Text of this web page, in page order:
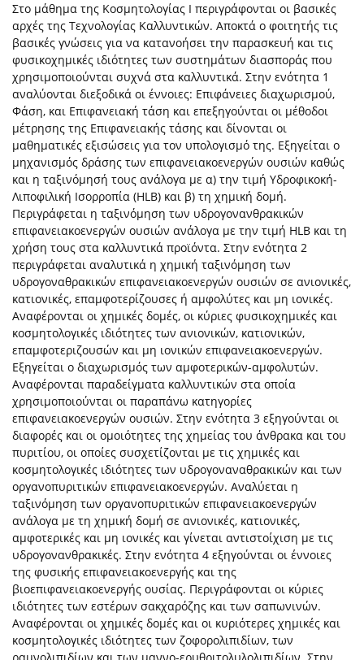
Στο μάθημα της Κοσμητολογίας Ι περιγράφονται οι βασικές
αρχές της Τεχνολογίας Kαλλυντικών. Aποκτά ο φοιτητής τις
βασικές γνώσεις για να κατανοήσει την παρασκευή και τις
φυσικοχημικές ιδιότητες των συστημάτων διασποράς που
χρησιμοποιούνται συχνά στα καλλυντικά. Στην ενότητα 1
αναλύονται διεξοδικά οι έννοιες: Eπιφάνειες διαχωρισμού,
Φάση, και Επιφανειακή τάση και επεξηγούνται οι μέθοδοι
μέτρησης της Επιφανειακής τάσης και δίνονται οι
μαθηματικές εξισώσεις για τον υπολογισμό της. Εξηγείται ο
μηχανισμός δράσης των επιφανειακοενεργών ουσιών καθώς
και η ταξινόμησή τους ανάλογα με α) την τιμή Υδροφικοκή-
Λιποφιλική Ισορροπία (HLB) και β) τη χημική δομή.
Περιγράφεται η ταξινόμηση των υδρογονανθρακικών
επιφανειακοενεργών ουσιών ανάλογα με την τιμή HLB και τη
χρήση τους στα καλλυντικά προϊόντα. Στην ενότητα 2
περιγράφεται αναλυτικά η χημική ταξινόμηση των
υδρογοναθρακικών επιφανειακοενεργών ουσιών σε ανιονικές,
κατιονικές, επαμφοτερίζουσες ή αμφολύτες και μη ιονικές.
Αναφέρονται οι χημικές δομές, οι κύριες φυσικοχημικές και
κοσμητολογικές ιδιότητες των ανιονικών, κατιονικών,
επαμφοτεριζουσών και μη ιονικών επιφανειακοενεργών.
Εξηγείται ο διαχωρισμός των αμφοτερικών-αμφολυτών.
Αναφέρονται παραδείγματα καλλυντικών στα οποία
χρησιμοποιούνται οι παραπάνω κατηγορίες
επιφανειακοενεργών ουσιών. Στην ενότητα 3 εξηγούνται οι
διαφορές και οι ομοιότητες της χημείας του άνθρακα και του
πυριτίου, οι οποίες συσχετίζονται με τις χημικές και
κοσμητολογικές ιδιότητες των υδρογοναναθρακικών και των
οργανοπυριτικών επιφανειακοενεργών. Αναλύεται η
ταξινόμηση των οργανοπυριτικών επιφανειακοενεργών
ανάλογα με τη χημική δομή σε ανιονικές, κατιονικές,
αμφοτερικές και μη ιονικές και γίνεται αντιστοίχιση με τις
υδρογονανθρακικές. Στην ενότητα 4 εξηγούνται οι έννοιες
της φυσικής επιφανειακοενεργής και της
βιοεπιφανειακοενεργής ουσίας. Περιγράφονται οι κύριες
ιδιότητες των εστέρων σακχαρόζης και των σαπωνινών.
Αναφέρονται οι χημικές δομές και οι κυριότερες χημικές και
κοσμητολογικές ιδιότητες των ζοφορολιπιδίων, των